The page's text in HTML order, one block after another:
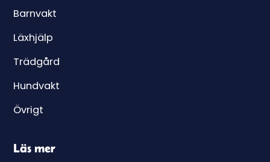
Barnvakt
Läxhjälp
Trädgård
Hundvakt
Övrigt
Läs mer